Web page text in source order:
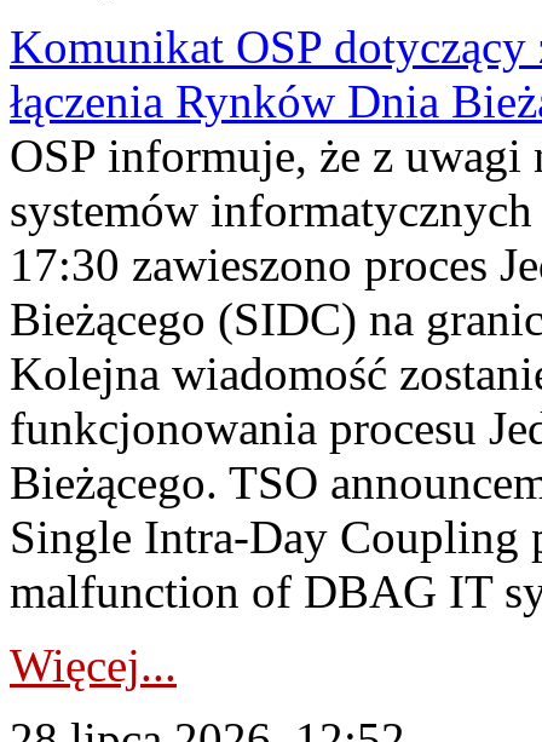
Komunikat OSP dotyczący
łączenia Rynków Dnia
OSP informuje, że z uwagi
systemów
17:30 zawieszono proces
Bieżącego (SIDC) na
Kolejna wiadomość
funkcjonowania procesu
Bieżącego. TSO
Single Intra-Day Coupling
malfunction of DBAG IT
Więcej...